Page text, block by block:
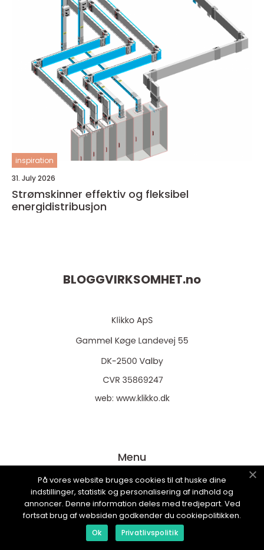
inspiration
31. July 2026
Strømskinner effektiv og fleksibel
energidistribusjon
BLOGGVIRKSOMHET.no
web: www.klikko.dk
Menu
Reklame
Om oss
Cookies
På vores website bruges cookies til at huske dine
indstillinger, statistik og personalisering af indhold og
annoncer. Denne information deles med tredjepart. Ved
fortsat brug af websiden godkender du cookiepolitikken.
Ok Privatlivspolitik